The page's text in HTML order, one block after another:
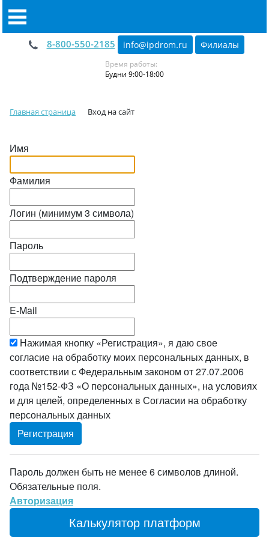
8-800-550-2185 info@ipdrom.ru Филиалы
Время работы:
Будни 9:00-18:00
Главная страница Вход на сайт
Имя
Фамилия
Логин (минимум 3 символа)
Пароль
Подтверждение пароля
E-Mail
Нажимая кнопку «Регистрация», я даю свое
согласие на обработку моих персональных данных, в
соответствии с Федеральным законом от 27.07.2006
года №152-ФЗ «О персональных данных», на условиях
и для целей, определенных в Согласии на обработку
персональных данных
Пароль должен быть не менее 6 символов длиной.
Обязательные поля.
Авторизация
Калькулятор платформ